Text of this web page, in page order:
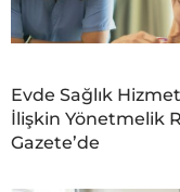
Evde Sağlık
İlişkin Yönetmelik
Gazete’de